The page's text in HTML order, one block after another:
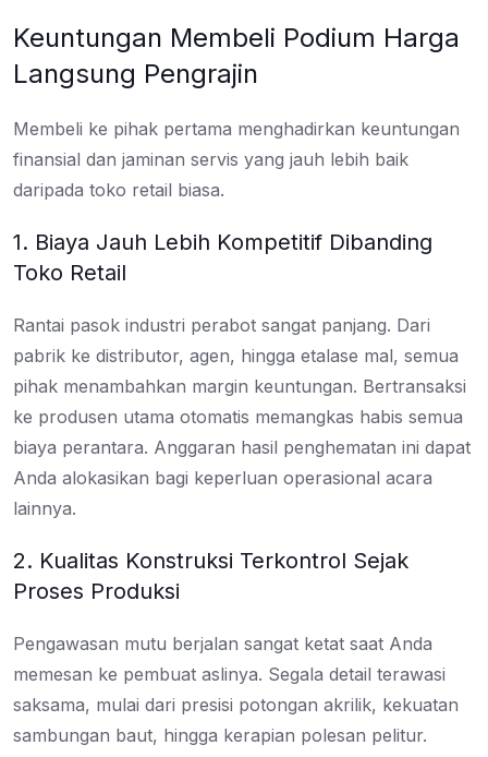
Keuntungan Membeli Podium Harga
Langsung Pengrajin
Membeli ke pihak pertama menghadirkan keuntungan
finansial dan jaminan servis yang jauh lebih baik
daripada toko retail biasa.
1. Biaya Jauh Lebih Kompetitif Dibanding
Toko Retail
Rantai pasok industri perabot sangat panjang. Dari
pabrik ke distributor, agen, hingga etalase mal, semua
pihak menambahkan margin keuntungan. Bertransaksi
ke produsen utama otomatis memangkas habis semua
biaya perantara. Anggaran hasil penghematan ini dapat
Anda alokasikan bagi keperluan operasional acara
lainnya.
2. Kualitas Konstruksi Terkontrol Sejak
Proses Produksi
Pengawasan mutu berjalan sangat ketat saat Anda
memesan ke pembuat aslinya. Segala detail terawasi
saksama, mulai dari presisi potongan akrilik, kekuatan
sambungan baut, hingga kerapian polesan pelitur.